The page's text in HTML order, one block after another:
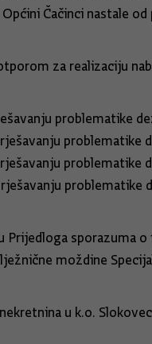
Čačinci nastale
za realizaciju
problematike
problematike
problematike
problematike
Prijedloga sporazuma
moždine
u k.o.